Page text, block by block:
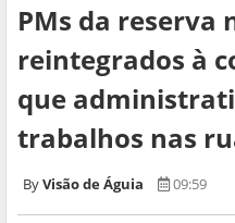
PMs da reserva
reintegrados à
que
trabalhos nas
Visão de Águia 09:59